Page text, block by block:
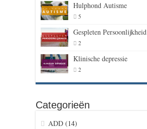
Hulphond Autisme
5
Gespleten Persoonlijkheid
2
Klinische depressie
2
Categorieën
ADD(14)